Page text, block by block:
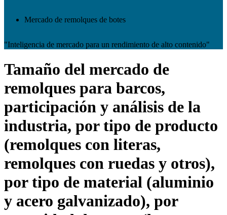
Mercado de remolques de botes
"Inteligencia de mercado para un rendimiento de alto contenido"
Tamaño del mercado de
remolques para barcos,
participación y análisis de la
industria, por tipo de producto
(remolques con literas,
remolques con ruedas y otros),
por tipo de material (aluminio
y acero galvanizado), por